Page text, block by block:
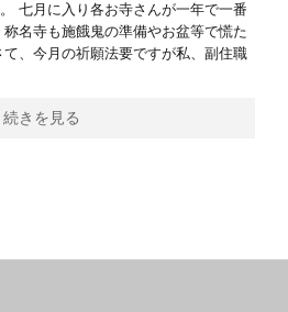
七月に入り各お寺さんが一年で一番
名寺も施餓鬼の準備やお盆等で慌た
、今月の祈願法要ですが私、副住職
続きを見る